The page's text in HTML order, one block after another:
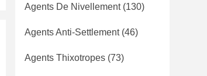
Agents De Nivellement(130)
Agents Anti-Settlement(46)
Agents Thixotropes (73)